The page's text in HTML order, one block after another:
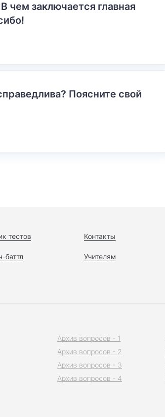
чем заключается главная
Поясните свой
тестов
баттл
Контакты
Учителям
Архив вопросов - 1
Архив вопросов - 2
Архив вопросов - 3
Архив вопросов - 4